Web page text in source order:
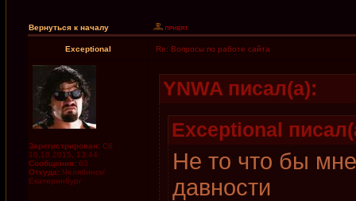
Вернуться к началу
Exceptional Re: Вопросы по работе сайта
Зарегистрирован: Сб
10.10.2015, 13:44
Сообщения: 63
Откуда: Челябинск/
Екатеринбург
YNWA писал(а):
Exceptional
Не то что бы
давности